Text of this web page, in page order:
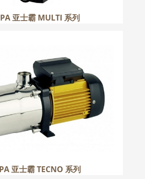
亚士霸 MULTI 系列
亚士霸 TECNO 系列
更多